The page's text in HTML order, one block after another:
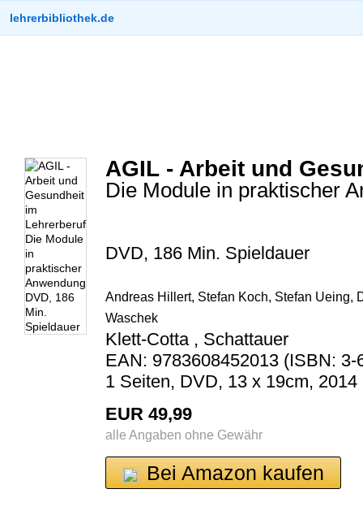
lehrerbibliothek.de
AGIL - Arbeit und
Die Module in praktischer
DVD, 186 Min. Spieldauer
Andreas Hillert, Stefan Koch, Stefan Ueing,
Waschek
Klett-Cotta , Schattauer
EAN: 9783608452013 (ISBN: 3-
1 Seiten, DVD, 13 x 19cm, 2014
EUR 49,99
alle Angaben ohne Gewähr
Bei Amazon kaufen